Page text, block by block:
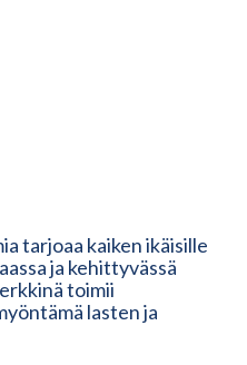
tarjoaa kaiken ikäisille
ja kehittyvässä
toimii
lasten ja